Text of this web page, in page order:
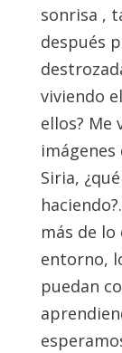
sonrisa ,
después
viviendo
ellos? Me
Siria,
más de
entorno,
puedan